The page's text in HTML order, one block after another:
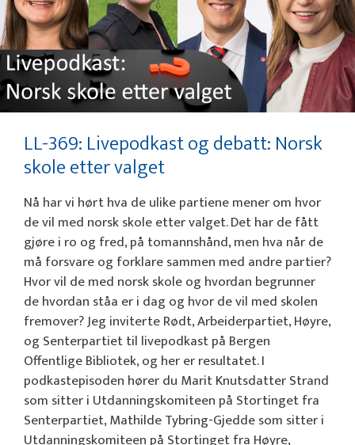
LL-369: Livepodkast og debatt: Norsk
skole etter valget
Nå har vi hørt hva de ulike partiene mener om hvor
de vil med norsk skole etter valget. Det har de fått
gjøre i ro og fred, på tomannshånd, men hva når de
må forsvare og forklare sammen med andre partier?
Hvor vil de med norsk skole og hvordan begrunner
de hvordan ståa er i dag og hvor de vil med skolen
fremover? Jeg inviterte Rødt, Arbeiderpartiet, Høyre,
og Senterpartiet til livepodkast på Bergen
Offentlige Bibliotek, og her er resultatet. I
podkastepisoden hører du Marit Knutsdatter Strand
som sitter i Utdanningskomiteen på Stortinget fra
Senterpartiet, Mathilde Tybring-Gjedde som sitter i